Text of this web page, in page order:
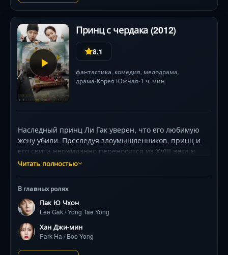
Финал решается в ЗАГСе, где всё — кроме чувств —
Принц с чердака (2012)
8.1
фантастика, комедия, мелодрама,
драма•Корея Южная• 1 ч. мин.
Наследный принц Ли Гак уверен, что его любимую
жену убили. Преследуя злоумышленников, принц и
его свита неожиданно переносятся из XVIII века в
современный Сеул и оказываются на чердаке дома
мире. Попадая в смешные и нелепые ситуации,
принц пытается приспособиться к жизни в мире
будущего.
Читать полностью
В главных ролях
Пак Ю Чхон
Lee Gak / Yong Tae Yong
Хан Джи-мин
Park Ha / Boo-Yong